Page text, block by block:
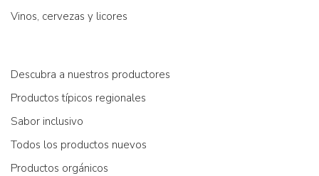
Vinos, cervezas y licores
Descubra a nuestros productores
Productos típicos regionales
Sabor inclusivo
Todos los productos nuevos
Productos orgánicos